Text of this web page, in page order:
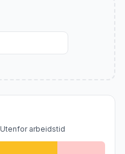
Utenfor arbeidstid